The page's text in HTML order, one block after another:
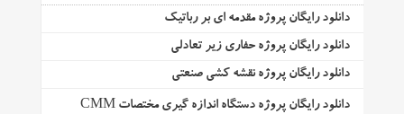
دانلود رایگان پروژه مقدمه ای بر رباتیک
دانلود رایگان پروژه حفاری زیر تعادلی
دانلود رایگان پروژه نقشه کشی صنعتی
دانلود رایگان پروژه دستگاه اندازه گیری مختصات CMM